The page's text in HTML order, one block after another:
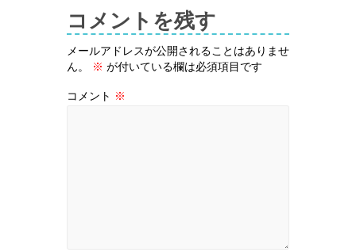
コメントを残す
メールアドレスが公開されることはありませ
ん。
※ が付いている欄は必須項目です
コメント ※